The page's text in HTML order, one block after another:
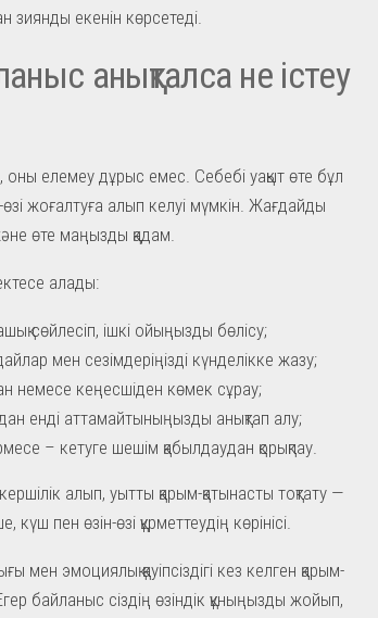
екенін көрсетеді.
анықталса не істеу
оны елемеу дұрыс емес. Себебі уақыт өте бұл
жоғалтуға алып келуі мүмкін. Жағдайды
өте маңызды қадам.
алады:
сөйлесіп, ішкі ойыңызды бөлісу;
мен сезімдеріңізді күнделікке жазу;
немесе кеңесшіден көмек сұрау;
енді аттамайтыныңызды анықтап алу;
– кетуге шешім қабылдаудан қорықпау.
алып, уытты қарым-қатынасты тоқтату —
күш пен өзін-өзі құрметтеудің көрінісі.
мен эмоциялық қауіпсіздігі кез келген қарым-
байланыс сіздің өзіндік құныңызды жойып,